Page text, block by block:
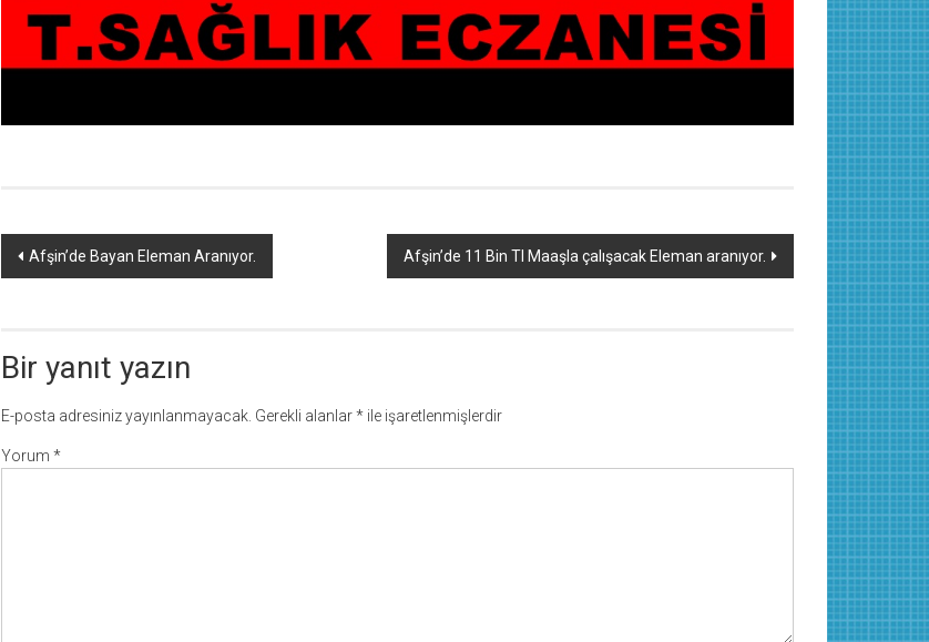
Yazı
Afşin’de Bayan Eleman Aranıyor. Afşin’de 11 Bin Tl Maaşla çalışacak Eleman aranıyor.
Bir yanıt yazın
E-posta adresiniz yayınlanmayacak. Gerekli alanlar* ile işaretlenmişlerdir
Yorum *